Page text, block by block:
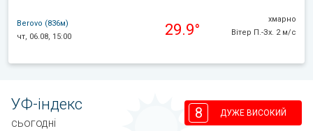
Berovo (836м)
чт, 06.08, 15:00
29.9°
хмарно
Вітер П.-Зх. 2 м/с
УФ-індекс
сьогодні
8 ДУЖЕ ВИСОКИЙ